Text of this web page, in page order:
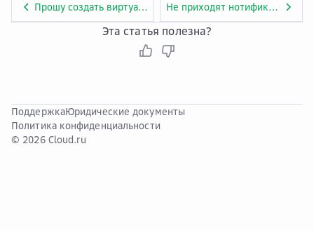
Прошу создать виртуальную машину с определенной конфигурацией, но она этого не делает Не приходят нотификации о срабатывании алертов
Эта статья полезна?
ПоддержкаЮридические документы
Политика конфиденциальности
© 2026 Cloud.ru